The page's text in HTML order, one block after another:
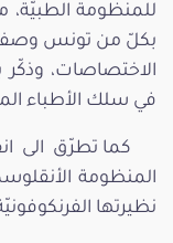
للمنظومة
بكلّ من تونس
الاختصاصات،
في سلك الأطباء
كما تطرّق الى
المنظومة
نظيرتها